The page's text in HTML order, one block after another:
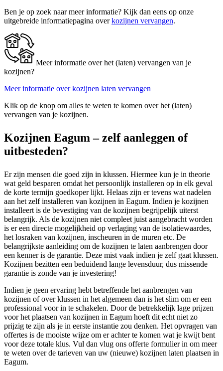
Ben je op zoek naar meer informatie? Kijk dan eens op onze
uitgebreide informatiepagina overkozijnen vervangen.
Meer informatie over het (laten) vervangen van je
kozijnen?
Meer informatie over kozijnen laten vervangen
Klik op de knop om alles te weten te komen over het (laten)
vervangen van je kozijnen.
Kozijnen Eagum – zelf aanleggen of
uitbesteden?
Er zijn mensen die goed zijn in klussen. Hiermee kun je in theorie
wat geld besparen omdat het persoonlijk installeren op in elk geval
de korte termijn goedkoper lijkt. Helaas zijn er tevens wat nadelen
aan het zelf installeren van kozijnen in Eagum. Indien je kozijnen
installeert is de bevestiging van de kozijnen begrijpelijk uiterst
belangrijk. Als de kozijnen niet compleet juist aangebracht worden
is er een directe mogelijkheid op verlaging van de isolatiewaardes,
het losraken van kozijnen, inscheuren in de muren etc. De
belangrijkste aanleiding om de kozijnen te laten aanbrengen door
een kenner is de garantie. Deze mist vaak indien je zelf gaat klussen.
Kozijnen bezitten een beduidend lange levensduur, dus missende
garantie is zonde van je investering!
Indien je geen ervaring hebt betreffende het aanbrengen van
kozijnen of over klussen in het algemeen dan is het slim om er een
professional voor in te schakelen. Door de betrekkelijk lage prijzen
voor het plaatsen van kozijnen in Eagum hoeft dit echt niet zo
prijzig te zijn als je in eerste instantie zou denken. Het opvragen van
offertes is de mooiste wijze om er achter te komen wat je kwijt bent
voor deze totale klus. Vul dan vlug ons offerte formulier in om meer
te weten over de tarieven van uw (nieuwe) kozijnen laten plaatsen in
Eagum.